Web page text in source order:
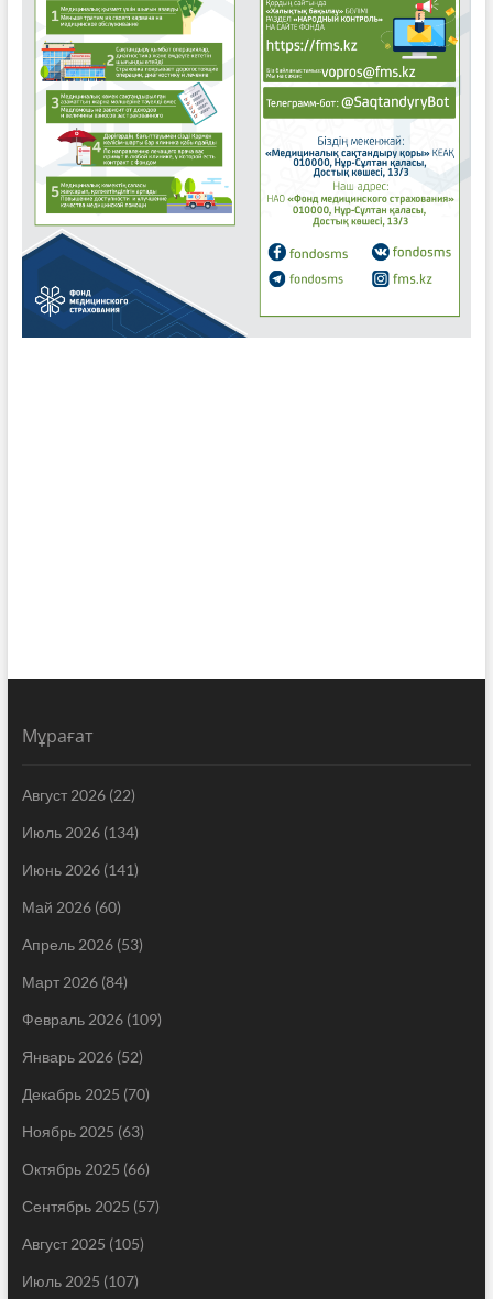
Мұрағат
Август 2026(22)
Июль 2026(134)
Июнь 2026(141)
Май 2026(60)
Апрель 2026(53)
Март 2026(84)
Февраль 2026(109)
Январь 2026(52)
Декабрь 2025 (70)
Ноябрь 2025 (63)
Октябрь 2025 (66)
Сентябрь 2025 (57)
Август 2025 (105)
Июль 2025 (107)